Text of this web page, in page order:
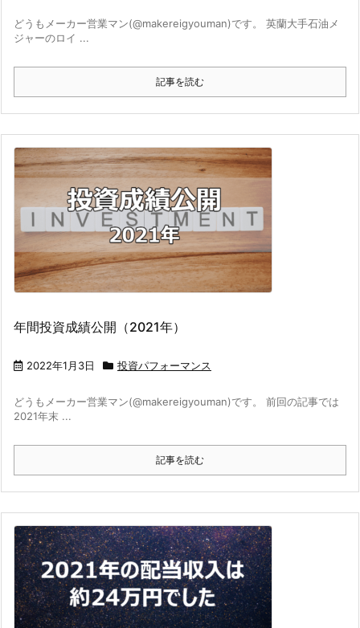
どうもメーカー営業マン(@makereigyouman)です。 英蘭大手石油メ
ジャーのロイ ...
記事を読む
年間投資成績公開（2021年）
2022年1月3日 投資パフォーマンス
どうもメーカー営業マン(@makereigyouman)です。 前回の記事では
2021年末 ...
記事を読む